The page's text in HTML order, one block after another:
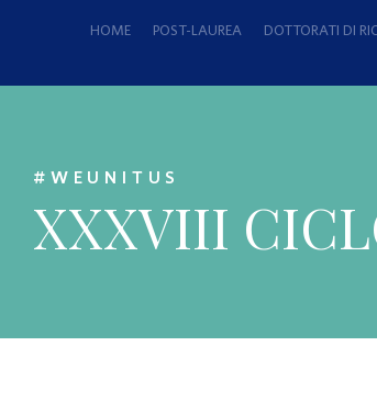
HOME POST-LAUREA DOTTORATI DI
#WEUNITUS
XXXVIII